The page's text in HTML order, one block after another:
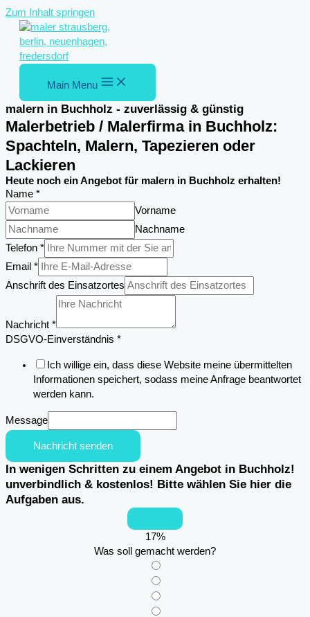
Zum Inhalt springen
Main Menu
malern in Buchholz - zuverlässig & günstig
Malerbetrieb / Malerfirma in Buchholz:
Spachteln, Malern, Tapezieren oder
Lackieren
Heute noch ein Angebot für malern in Buchholz erhalten!
Name *
Vorname
Nachname
Telefon *
Email *
Anschrift des Einsatzortes
DSGVO-
Einverständnis
Nachricht *
DSGVO-Einverständnis *
Ich willige ein, dass diese Website meine übermittelten
Informationen speichert, sodass meine Anfrage beantwortet
werden kann.
Message
Nachricht senden
In wenigen Schritten zu einem Angebot in Buchholz!
unverbindlich & kostenlos! Bitte wählen Sie hier die
Aufgaben aus.
17%
Was soll gemacht werden?